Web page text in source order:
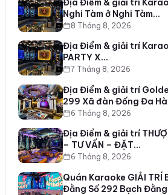
Địa Điểm & giải trí
Nghi Tàm ở Nghi Tàm…
8 Tháng 8, 2026
Địa Điểm & giải trí
PARTY X…
7 Tháng 8, 2026
Địa Điểm & giải trí
299 Xã đàn Đống Đa
6 Tháng 8, 2026
Địa Điểm & giải trí
– TƯ VẤN – ĐẶT…
6 Tháng 8, 2026
Quán Karaoke GIẢI TRÍ
Đằng Số 292 Bạch